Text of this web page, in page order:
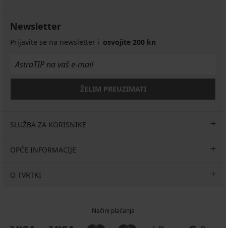
Newsletter
Prijavite se na newsletter i osvojite 200 kn
ŽELIM PREUZIMATI
SLUŽBA ZA KORISNIKE
OPĆE INFORMACIJE
O TVRTKI
Načini plaćanja